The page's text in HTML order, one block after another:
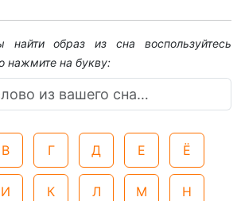
найти образ из сна воспользуйтесь
нажмите на букву:
В Г Д Е Ё
И К Л М Н